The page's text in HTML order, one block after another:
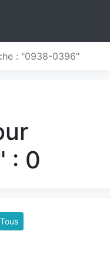
: "0938-0396"
: 0
Tous